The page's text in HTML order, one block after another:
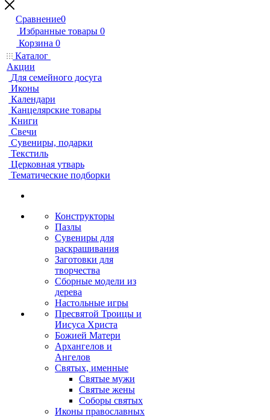
Сравнение0
Избранные товары 0
Корзина 0
Каталог
Акции
Для семейного досуга
Иконы
Календари
Канцелярские товары
Книги
Свечи
Сувениры, подарки
Текстиль
Церковная утварь
Тематические подборки
Конструкторы
Пазлы
Сувениры для
раскрашивания
Заготовки для
творчества
Сборные модели из
дерева
Настольные игры
Пресвятой Троицы и
Иисуса Христа
Божией Матери
Архангелов и
Ангелов
Святых, именные
Святые мужи
Святые жены
Соборы святых
Иконы православных